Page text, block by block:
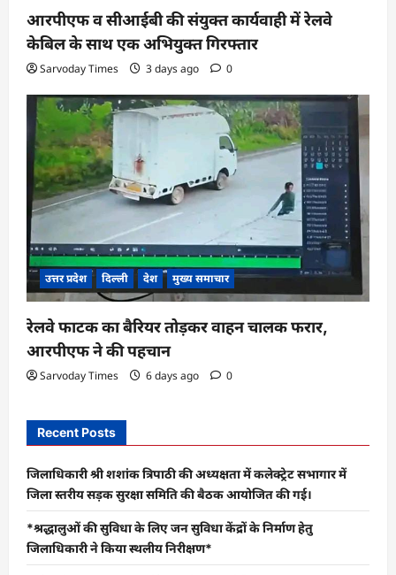
आरपीएफ व सीआईबी की संयुक्त कार्यवाही में रेलवे
केबिल के साथ एक अभियुक्त गिरफ्तार
Sarvoday Times 3 days ago 0
उत्तर प्रदेश दिल्ली देश मुख्य समाचार
रेलवे फाटक का बैरियर तोड़कर वाहन चालक फरार,
आरपीएफ ने की पहचान
Sarvoday Times 6 days ago 0
Recent Posts
जिलाधिकारी श्री शशांक त्रिपाठी की अध्यक्षता में कलेक्ट्रेट सभागार में
जिला स्तरीय सड़क सुरक्षा समिति की बैठक आयोजित की गई।
*श्रद्धालुओं की सुविधा के लिए जन सुविधा केंद्रों के निर्माण हेतु
जिलाधिकारी ने किया स्थलीय निरीक्षण*